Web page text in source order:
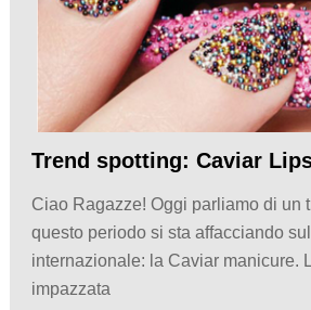
Trend spotting: Caviar
Ciao Ragazze! Oggi parliamo di un
questo periodo si sta affacciando
internazionale: la Caviar manicure.
impazzata